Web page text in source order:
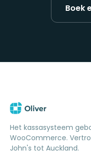
Boek
Het kassasysteem
WooCommerce.
John's tot Auckland.